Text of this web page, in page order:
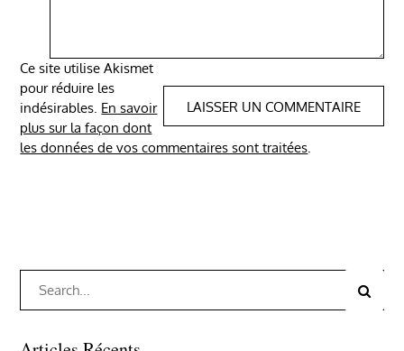
Ce site utilise Akismet
pour réduire les
indésirables. En savoir
plus sur la façon dont
les données de vos commentaires sont traitées
for:
Search